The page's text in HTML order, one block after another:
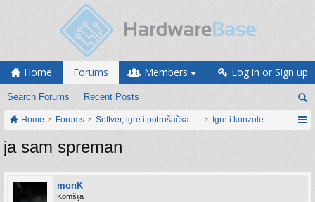
Home Forums
Search Forums Recent Posts
Members Log in or Sign up
Home Forums Softver, igre i potrošačka elektronikaIgre i konzole
ja sam spreman
monK
Komšija